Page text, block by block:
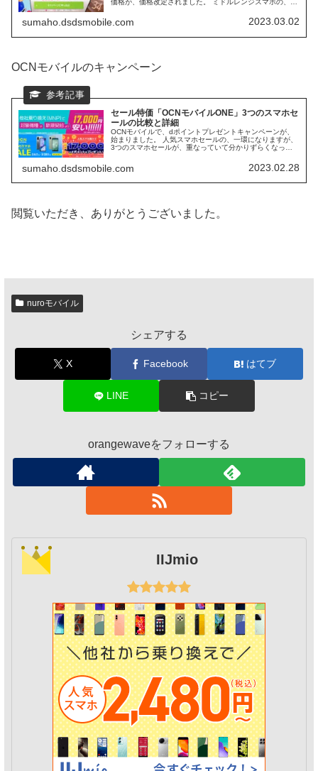
り、通話専用アプリが、不要になり、さらに使い易くなっ
た、IIJmioの、スマホ大特価セールの内容を確認していき
sumaho.dsdsmobile.com 2023.03.02
OCNモバイルのキャンペーン
セール特価「OCNモバイルONE」3つのスマホセ
ールの比較と詳細
OCNモバイルで、dポイントプレゼントキャンペーンが、
始まりました。 人気スマホセールの、一環になりますが、
3つのスマホセールが、重なっていて分かりずらくなって
期間は、2023年3月28日までで、まだまだ、吟味する時間
が残されています。
sumaho.dsdsmobile.com 2023.02.28
閲覧いただき、ありがとうございました。
nuroモバイル
シェアする
X Facebook はてブ
LINE コピー
orangewaveをフォローする
IIJmio